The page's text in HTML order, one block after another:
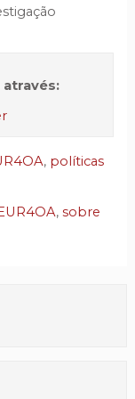
, políticas
, sobre